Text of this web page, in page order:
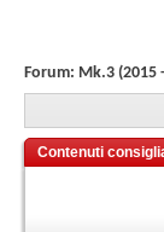
Forum: Mk.3 (2015
Contenuti